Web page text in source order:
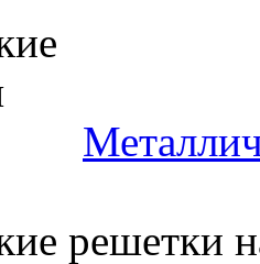
решетки